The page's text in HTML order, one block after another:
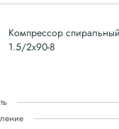
Компрессор
1.5/2x90-8